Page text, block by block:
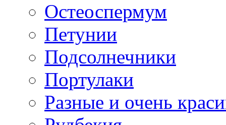
Остеоспермум
Петунии
Подсолнечники
Портулаки
Разные и очень